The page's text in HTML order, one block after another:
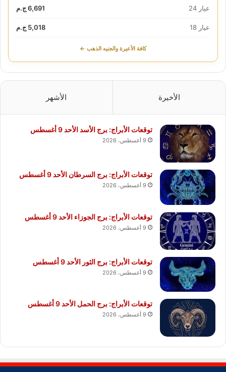
عيار 24 6,691 ج.م
عيار 18 5,018 ج.م
كافة الأعيرة والجنيه الذهب ←
الأخيرة الأشهر
توقعات الأبراج: برج الأسد الأحد 9 أغسطس
9 أغسطس، 2026
توقعات الأبراج: برج السرطان الأحد 9 أغسطس
9 أغسطس، 2026
توقعات الأبراج: برج الجوزاء الأحد 9 أغسطس
9 أغسطس، 2026
توقعات الأبراج: برج الثور الأحد 9 أغسطس
9 أغسطس، 2026
توقعات الأبراج: برج الحمل الأحد 9 أغسطس
9 أغسطس، 2026